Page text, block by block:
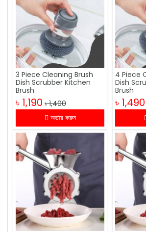
3 Piece Cleaning Brush
Dish Scrubber Kitchen
Brush
৳ 1,190 ৳ 1,400
অর্ডার করুন
4 Piece
Dish
Brush
৳ 1,490